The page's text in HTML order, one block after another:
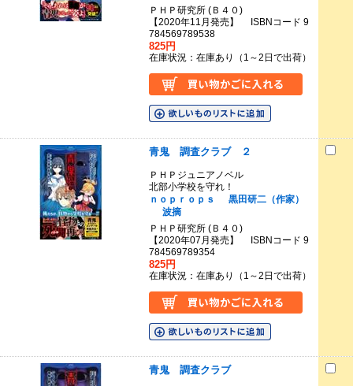
ＰＨＰ研究所 (Ｂ４０)
【2020年11月発売】 ISBNコード 9
784569789538
825円
在庫状況：在庫あり（1～2日で出荷）
青鬼 調査クラブ ２
ＰＨＰジュニアノベル
北部小学校を守れ！
ｎｏｐｒｏｐｓ
黒田研二（作家）
波摘
ＰＨＰ研究所 (Ｂ４０)
【2020年07月発売】 ISBNコード 9
784569789354
825円
在庫状況：在庫あり（1～2日で出荷）
青鬼 調査クラブ